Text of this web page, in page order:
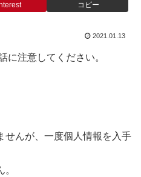
コピー
2021.01.13
に注意してください。
せんが、一度個人情報を入手